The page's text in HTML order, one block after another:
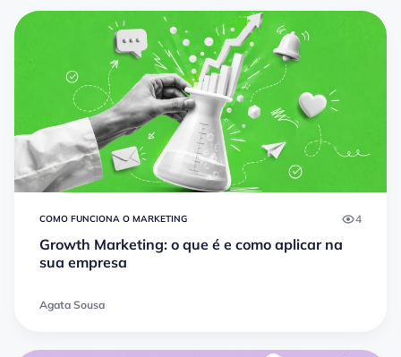
COMO FUNCIONA O MARKETING 4
Growth Marketing: o que é e como aplicar na
sua empresa
Agata Sousa